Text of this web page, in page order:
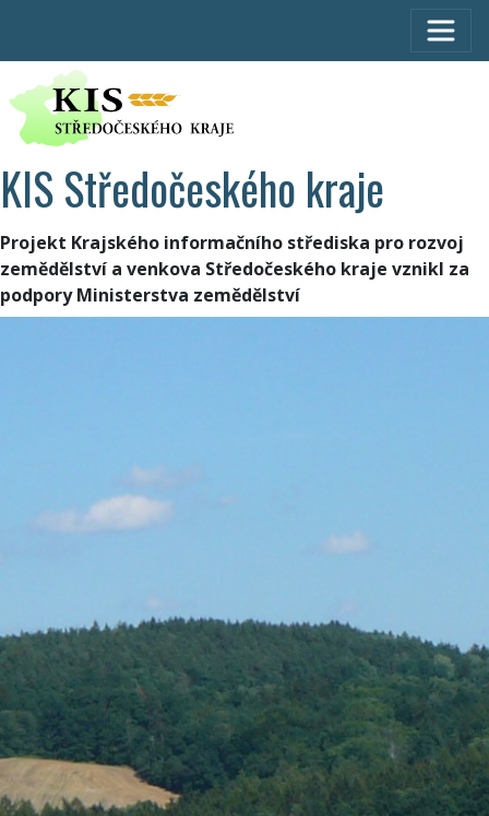
KIS Středočeského kraje
Projekt Krajského informačního střediska pro rozvoj
zemědělství a venkova Středočeského kraje vznikl za
podpory Ministerstva zemědělství